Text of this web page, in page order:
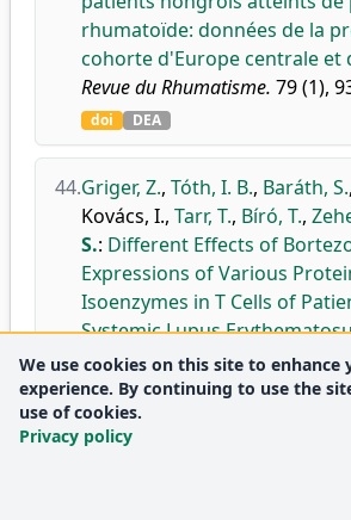
rhumatoïde: données de la
cohorte d'Europe centrale et
Revue du Rhumatisme. 79 (1),
doi DEA
44.Griger, Z., Tóth, I. B., Baráth, S.,
Kovács, I., Tarr, T., Bíró, T.,
S.: Different Effects of
Expressions of Various
Isoenzymes in T Cells of
Systemic Lupus
Jurkat Cells.
Scand. J. Immunol. 75 (2), 243-
doi DEA
Journal
We use cookies on this site to enhance
experience. By continuing to use the
use of cookies.
Privacy policy